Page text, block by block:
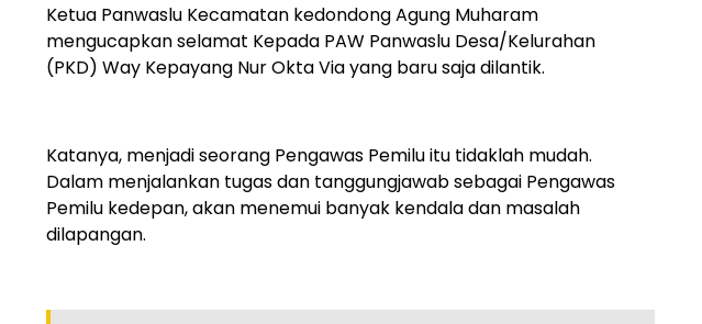
Ketua Panwaslu Kecamatan kedondong Agung Muharam
mengucapkan selamat Kepada PAW Panwaslu Desa/Kelurahan
(PKD) Way Kepayang Nur Okta Via yang baru saja dilantik.
Katanya, menjadi seorang Pengawas Pemilu itu tidaklah mudah.
Dalam menjalankan tugas dan tanggungjawab sebagai Pengawas
Pemilu kedepan, akan menemui banyak kendala dan masalah
dilapangan.